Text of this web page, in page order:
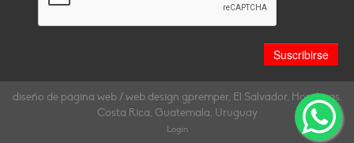
diseño de página web / web design gpremper, El Salvador, Honduras,
Costa Rica, Guatemala, Uruguay
Login